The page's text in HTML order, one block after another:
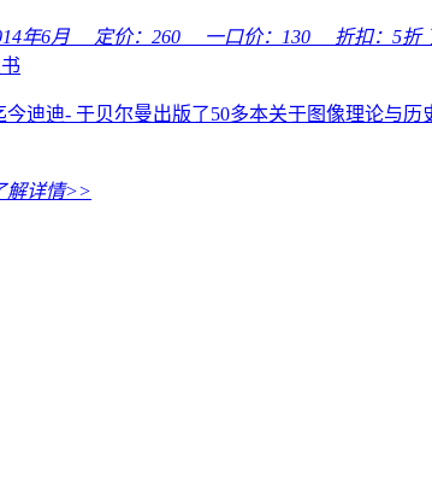
年6月 定价： 260 一口价： 130 折扣： 5折
迪迪- 于贝尔曼出版了50多本关于图像理论与
解详情>>